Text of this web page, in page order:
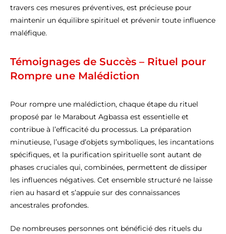
travers ces mesures préventives, est précieuse pour
maintenir un équilibre spirituel et prévenir toute influence
maléfique.
Témoignages de Succès – Rituel pour
Rompre une Malédiction
Pour rompre une malédiction, chaque étape du rituel
proposé par le Marabout Agbassa est essentielle et
contribue à l’efficacité du processus. La préparation
minutieuse, l’usage d’objets symboliques, les incantations
spécifiques, et la purification spirituelle sont autant de
phases cruciales qui, combinées, permettent de dissiper
les influences négatives. Cet ensemble structuré ne laisse
rien au hasard et s’appuie sur des connaissances
ancestrales profondes.
De nombreuses personnes ont bénéficié des rituels du